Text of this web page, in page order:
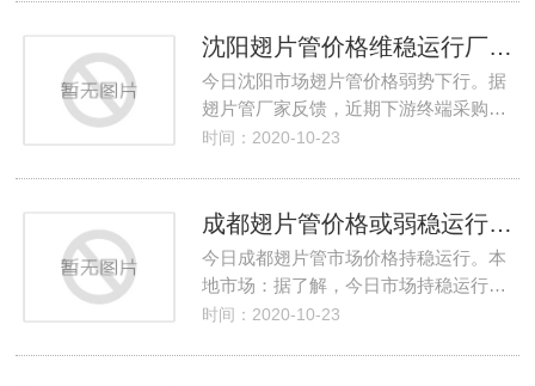
沈阳翅片管价格维稳运行厂家以出货回笼资金为主
今日沈阳市场翅片管价格弱势下行。据
翅片管厂家反馈，近期下游终端采购…
时间：2020-10-23
成都翅片管价格或弱稳运行厂家成交一般
今日成都翅片管市场价格持稳运行。本
地市场：据了解，今日市场持稳运行…
时间：2020-10-23